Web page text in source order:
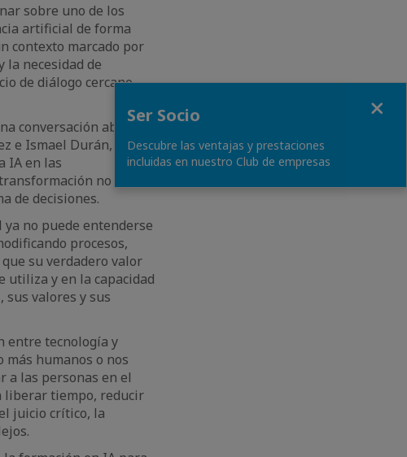
sobre uno de los
artificial de forma
contexto marcado por
la necesidad de
de diálogo cercano,
conversación abierta
e Ismael Durán, de
IA en las
no solo
de decisiones.
no puede entenderse
procesos,
su verdadero valor
utiliza y en la capacidad
valores y sus
entre tecnología y
humanos o nos
a las personas en el
liberar tiempo, reducir
juicio crítico, la
Ser Socio
Descubre las ventajas y prestaciones
incluidas en nuestro Club de empresas